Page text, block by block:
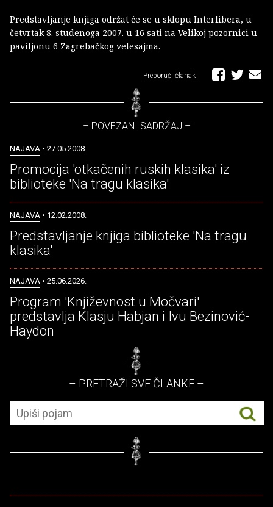
Predstavljanje knjiga održat će se u sklopu Interlibera, u
četvrtak 8. studenoga 2007. u 16 sati na Velikoj pozornici u
paviljonu 6 Zagrebačkog velesajma.
Preporuči članak
– POVEZANI SADRŽAJ –
NAJAVA • 27.05.2008.
Promocija 'otkačenih ruskih klasika' iz
biblioteke 'Na tragu klasika'
NAJAVA • 12.02.2008.
Predstavljanje knjiga biblioteke 'Na tragu
klasika'
NAJAVA • 25.06.2026.
Program 'Književnost u Močvari'
predstavlja Klasju Habjan i Ivu Bezinović-
Haydon
– PRETRAŽI SVE ČLANKE –